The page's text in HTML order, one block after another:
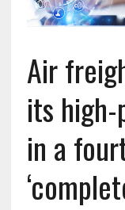
Air
its
in a